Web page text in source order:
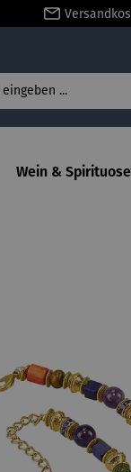
Wein &